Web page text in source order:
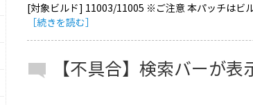
[対象ビルド] 11003/11005 ※ご注意 本パッチはビ
［続きを読む］
【不具合】検索バーが表